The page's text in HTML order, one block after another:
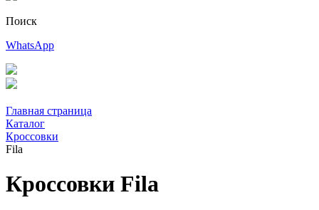
Поиск
WhatsApp
Главная страница
Каталог
Кроссовки
Fila
Кроссовки Fila